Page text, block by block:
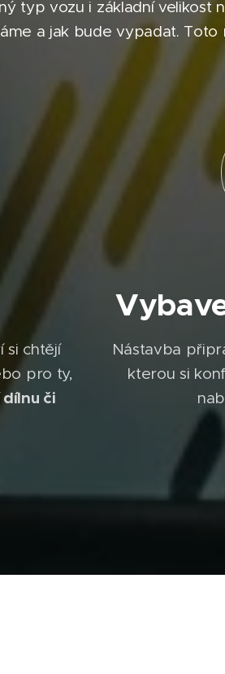
typ vozu i základní velikost
a jak bude vypadat. Toto
si chtějí
pro ty,
či
Nástavba
kterou si